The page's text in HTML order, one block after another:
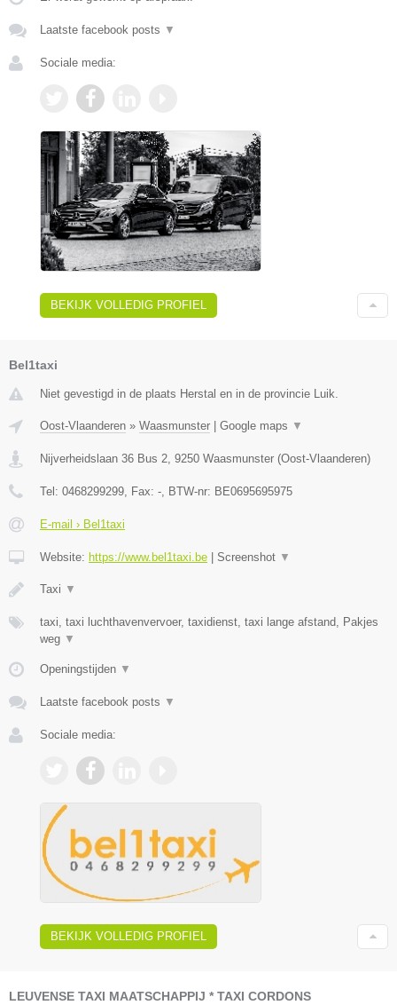
Laatste facebook posts ▼
Sociale media:
BEKIJK VOLLEDIG PROFIEL
Bel1taxi
Niet gevestigd in de plaats Herstal en in de provincie Luik.
Oost-Vlaanderen » Waasmunster Google maps ▼
Nijverheidslaan 36 Bus 2, 9250 Waasmunster (Oost-Vlaanderen)
Tel: 0468299299, Fax: -, BTW-nr: BE0695695975
E-mail › Bel1taxi
Website: https://www.bel1taxi.be Screenshot ▼
Taxi ▼
taxi, taxi luchthavenvervoer, taxidienst, taxi lange afstand, Pakjes
weg ▼
Openingstijden ▼
Laatste facebook posts ▼
Sociale media:
BEKIJK VOLLEDIG PROFIEL
LEUVENSE TAXI MAATSCHAPPIJ * TAXI CORDONS